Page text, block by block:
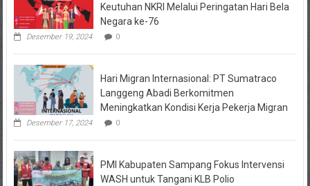
Keutuhan NKRI Melalui Peringatan Hari Bela
Negara ke-76
Desember 19, 2024 0
Hari Migran Internasional: PT Sumatraco
Langgeng Abadi Berkomitmen
Meningkatkan Kondisi Kerja Pekerja Migran
Desember 17, 2024 0
PMI Kabupaten Sampang Fokus Intervensi
WASH untuk Tangani KLB Polio